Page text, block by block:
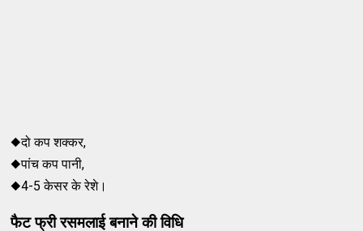
◆दो कप शक्कर,
◆पांच कप पानी,
◆4-5 केसर के रेशे।
फैट फ्री रसमलाईबनाने कीविधि